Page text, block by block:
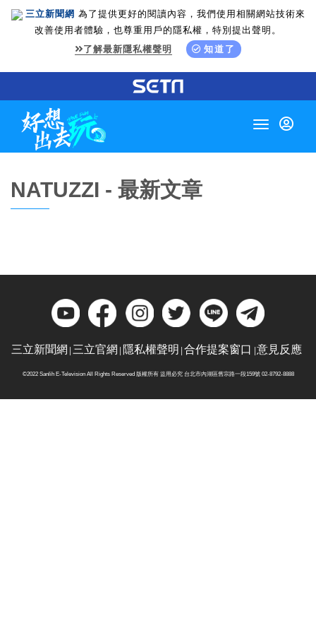
三立新聞網 為了提供更好的閱讀內容，我們使用相關網站技術來
改善使用者體驗，也尊重用戶的隱私權，特別提出聲明。
了解最新隱私權聲明
知道了
Toggle
NATUZZI - 最新文章
三立新聞網 三立官網 隱私權聲明 合作提案窗口 意見反應
©2022 Sanlih E-Television All Rights Reserved 版權所有 盜用必究 台北市內湖區舊宗路一段159號 02-8792-8888